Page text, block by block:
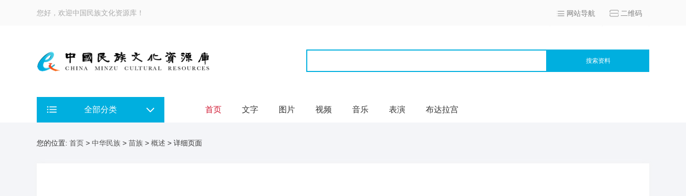
您好，欢迎中国民族文化资源库！ 网站导航 二维码
搜索资料
全部分类 首页 文字 图片 视频 音乐 表演 布达拉宫
您的位置: 首页 > 中华民族 > 苗族 > 概述 > 详细页面